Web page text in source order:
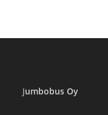
Jumbobus Oy